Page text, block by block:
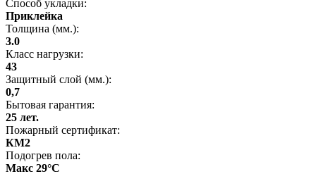
Способ укладки:
Приклейка
Толщина (мм.):
3.0
Класс нагрузки:
43
Защитный слой (мм.):
0,7
Бытовая гарантия:
25 лет.
Пожарный сертификат:
КМ2
Подогрев пола:
Макс 29°C